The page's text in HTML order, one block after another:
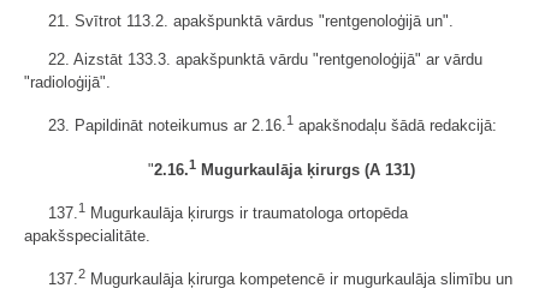
21. Svītrot 113.2. apakšpunktā vārdus "rentgenoloģijā un".
22. Aizstāt 133.3. apakšpunktā vārdu "rentgenoloģijā" ar vārdu
"radioloģijā".
23. Papildināt noteikumus ar 2.16.1 apakšnodaļu šādā redakcijā:
"2.16.1 Mugurkaulāja ķirurgs (A 131)
137.1
Mugurkaulāja ķirurgs ir traumatologa ortopēda
apakšspecialitāte.
137.2 Mugurkaulāja ķirurga kompetencē ir mugurkaulāja slimību un